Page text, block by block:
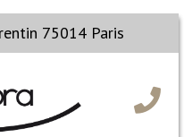
75014 Paris